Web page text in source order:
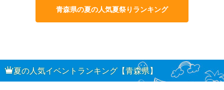
青森県の夏の人気夏祭りランキング
夏の人気イベントランキング【青森県】